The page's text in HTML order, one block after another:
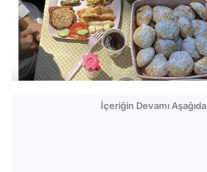
İçeriğin Devamı Aşağıda